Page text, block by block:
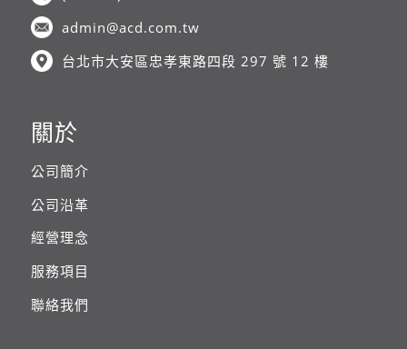
admin@acd.com.tw
台北市大安區忠孝東路四段 297 號 12 樓
關於
公司簡介
公司沿革
經營理念
服務項目
聯絡我們